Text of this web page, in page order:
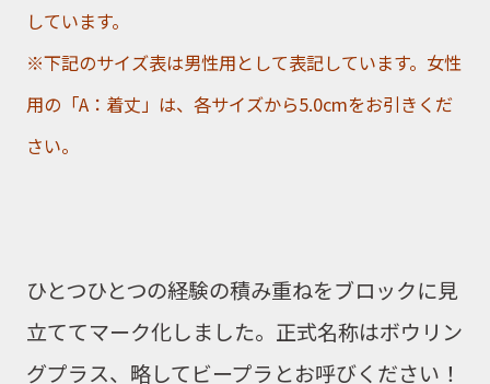
しています。
※下記のサイズ表は男性用として表記しています。女性
用の「A：着丈」は、各サイズから5.0cmをお引きくだ
さい。
ひとつひとつの経験の積み重ねをブロックに見
立ててマーク化しました。正式名称はボウリン
グプラス、略してビープラとお呼びください！